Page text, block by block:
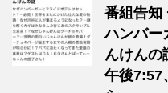
番組告知
ハンバ
んけんの
午後7:57